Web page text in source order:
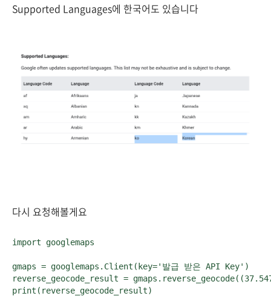
Supported Languages에 한국어도 있습니다
다시 요청해볼게요
import googlemaps
gmaps = googlemaps.Client(key='발급 받은 API Key')
reverse_geocode_result =
print(reverse_geocode_result)